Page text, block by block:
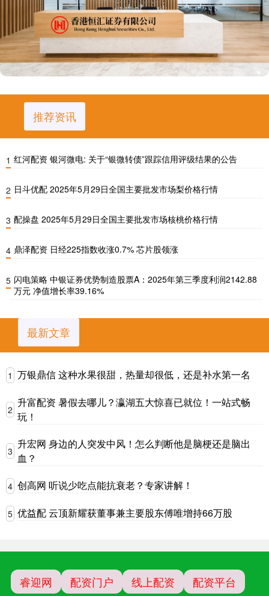
推荐资讯
1 红河配资 银河微电: 关于“银微转债”跟踪信用评级结果的公告
2 日斗优配 2025年5月29日全国主要批发市场梨价格行情
3 配操盘 2025年5月29日全国主要批发市场核桃价格行情
4 鼎泽配资 日经225指数收涨0.7% 芯片股领涨
5 闪电策略 中银证券优势制造股票A：2025年第三季度利润2142.88
万元 净值增长率39.16%
最新文章
1 万银鼎信 这种水果很甜，热量却很低，还是补水第一名
2
升富配资 暑假去哪儿？瀛湖五大惊喜已就位！一站式畅
玩！
3
升宏网 身边的人突发中风！怎么判断他是脑梗还是脑出
血？
4 创高网 听说少吃点能抗衰老？专家讲解！
5 优益配 云顶新耀获董事兼主要股东傅唯增持66万股
睿迎网 配资门户 线上配资 配资平台